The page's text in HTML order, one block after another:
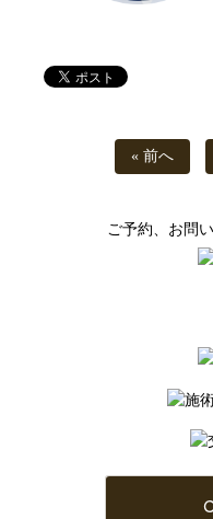
« 前へ
ご予約、お問